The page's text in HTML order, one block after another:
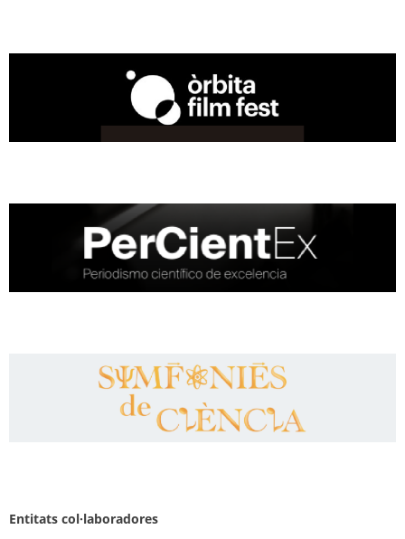
Entitats col·laboradores